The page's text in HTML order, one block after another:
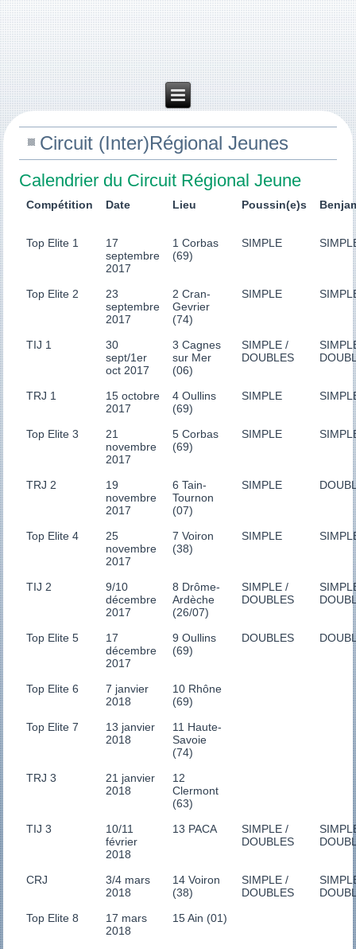
Circuit (Inter)Régional Jeunes
Calendrier du Circuit Régional Jeune
Compétition Date Lieu Poussin(e)s
Top Elite 1
17
septembre
2017
1 Corbas
(69)
SIMPLE
Top Elite 2
23
septembre
2017
2 Cran-
Gevrier
(74)
SIMPLE
TIJ 1
30
sept/1er
oct 2017
3 Cagnes
sur Mer
(06)
SIMPLE /
DOUBLES
TRJ 1
15 octobre
2017
4 Oullins
(69)
SIMPLE
Top Elite 3
21
novembre
2017
5 Corbas
(69)
SIMPLE
TRJ 2
19
novembre
2017
6 Tain-
Tournon
(07)
SIMPLE
Top Elite 4
25
novembre
2017
7 Voiron
(38)
SIMPLE
TIJ 2
9/10
décembre
2017
8 Drôme-
Ardèche
(26/07)
SIMPLE /
DOUBLES
Top Elite 5
17
décembre
2017
9 Oullins
(69)
DOUBLES
Top Elite 6
7 janvier
2018
10 Rhône
(69)
Top Elite 7
13 janvier
2018
11 Haute-
Savoie
(74)
TRJ 3
21 janvier
2018
12
Clermont
(63)
TIJ 3
10/11
février
2018
13 PACA
SIMPLE /
DOUBLES
CRJ
3/4 mars
2018
14 Voiron
(38)
SIMPLE /
DOUBLES
Top Elite 8
17 mars
2018
15 Ain (01)